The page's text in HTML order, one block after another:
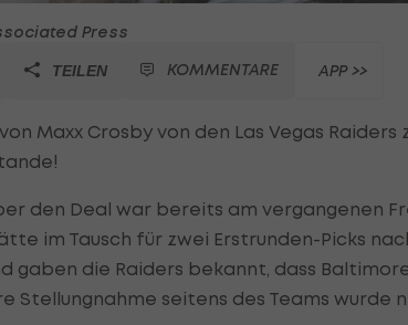
Press
TEILEN KOMMENTARE APP >>
Maxx Crosby von den Las Vegas
den Deal war bereits am vergangenen
im Tausch für zwei Erstrunden-Picks
gaben die Raiders bekannt, dass
Stellungnahme seitens des Teams wurde